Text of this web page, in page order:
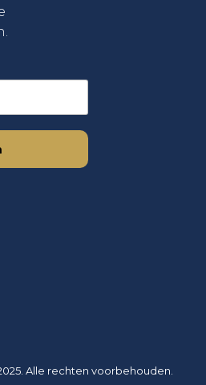
Alle rechten voorbehouden.